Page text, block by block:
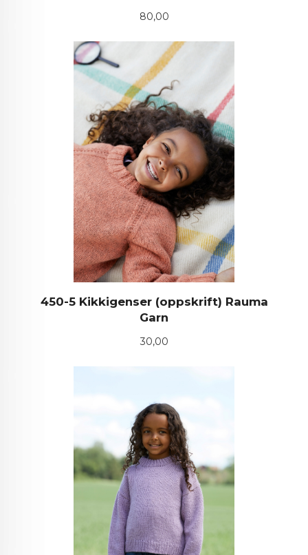
Pris
80,00
450-5 Kikkigenser (oppskrift) Rauma
Garn
Pris
30,00